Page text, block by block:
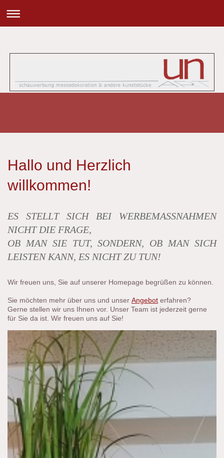
Hallo und Herzlich
willkommen!
ES STELLT SICH BEI WERBEMASSNAHMEN
NICHT DIE FRAGE,
OB MAN SIE TUT, SONDERN, OB MAN SICH
LEISTEN KANN, ES NICHT ZU TUN!
Wir freuen uns, Sie auf unserer Homepage begrüßen zu können.
Sie möchten mehr über uns und unser Angebot erfahren?
Gerne stellen wir uns Ihnen vor. Unser Team ist jederzeit gerne
für Sie da ist. Wir freuen uns auf Sie!